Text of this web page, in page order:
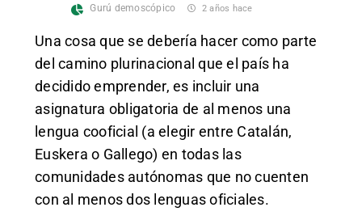
Gurú demoscópico 2 años hace
Una cosa que se debería hacer como parte
del camino plurinacional que el país ha
decidido emprender, es incluir una
asignatura obligatoria de al menos una
lengua cooficial (a elegir entre Catalán,
Euskera o Gallego) en todas las
comunidades autónomas que no cuenten
con al menos dos lenguas oficiales.